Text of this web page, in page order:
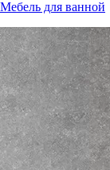
Мебель для ванной